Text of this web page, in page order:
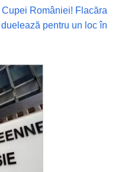
României! Flacăra
pentru un loc în